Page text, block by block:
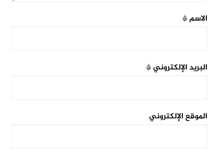
الاسم*
البريد الإلكتروني*
الموقع الإلكتروني